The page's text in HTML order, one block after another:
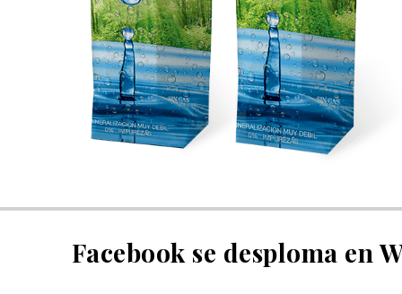
Facebook se desploma en